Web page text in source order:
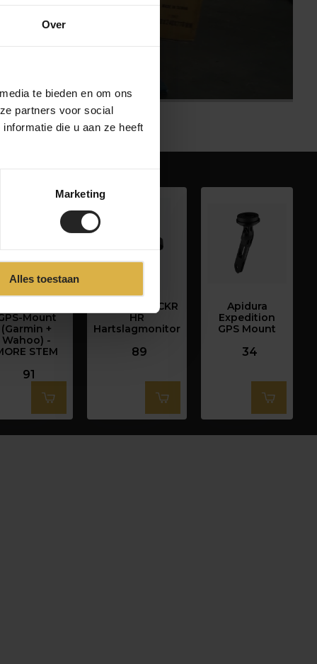
Over
te bieden en om ons
partners voor social
die u aan ze heeft
Marketing
Alles toestaan
Mount
(Garmin +
Wahoo) -
STEM
91
Wahoo TRACKR
HR
Hartslagmonitor
89
Apidura
Expedition
GPS Mount
34